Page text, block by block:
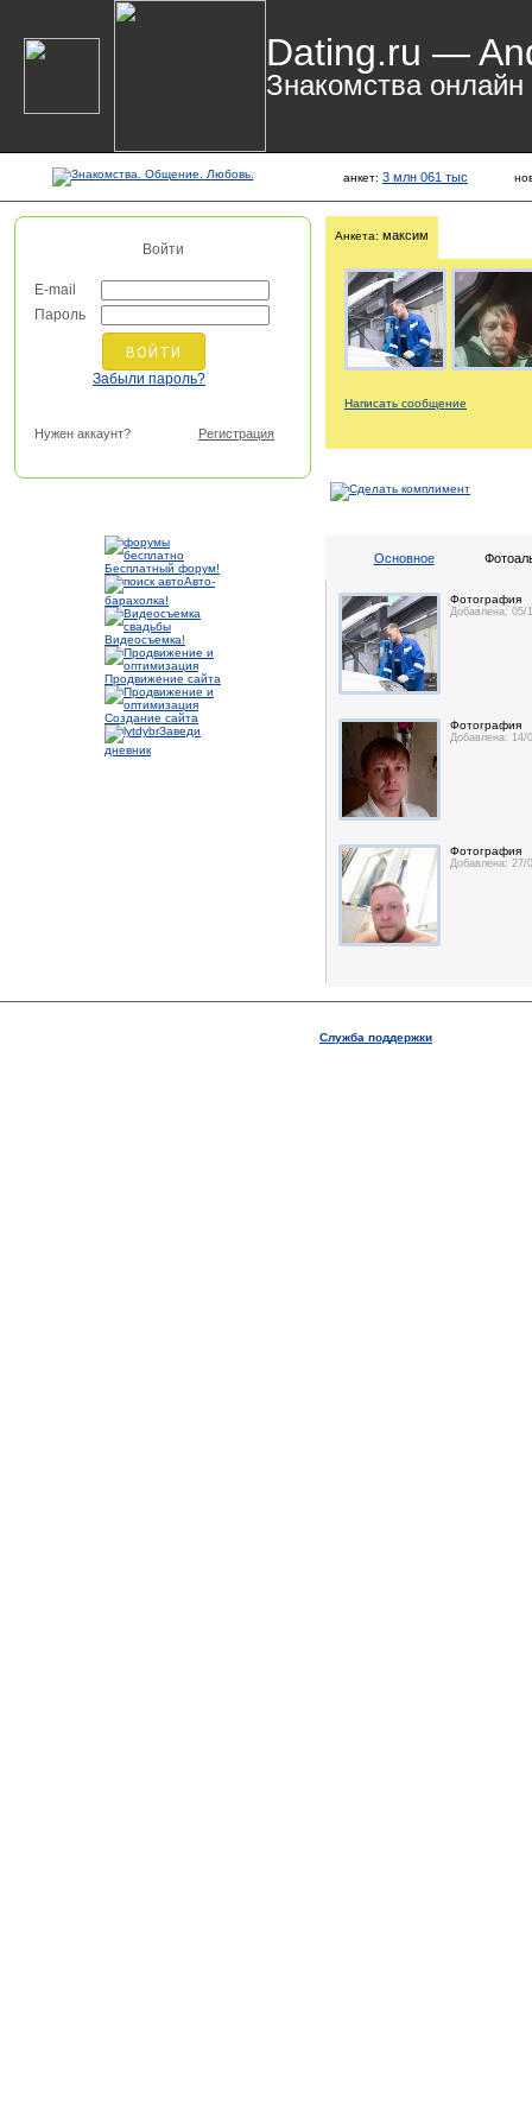
Dating.ru —
Знакомства онлайн
анкет: 3 млн 061 тыс
Войти
E-mail
Пароль
Забыли пароль?
Нужен аккаунт? Регистрация
Бесплатный форум!
Авто-
барахолка!
Видеосъемка!
Продвижение сайта
Создание сайта
Заведи
дневник
Анкета: максим
Написать сообщение
Основное
Фотография
Добавлена: 05/
Фотография
Добавлена: 14/
Фотография
Добавлена: 27/
Служба поддержки